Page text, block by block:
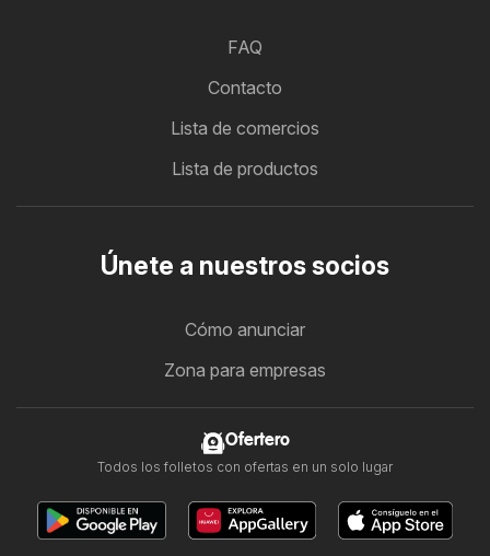
FAQ
Contacto
Lista de comercios
Lista de productos
Únete a nuestros socios
Cómo anunciar
Zona para empresas
Ofertero
Todos los folletos con ofertas en un solo lugar